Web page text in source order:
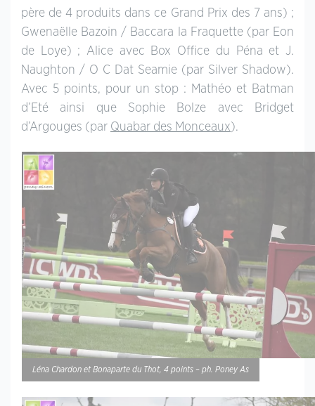
père de 4 produits dans ce Grand Prix des 7 ans) ;
Gwenaëlle Bazoin / Baccara la Fraquette (par Eon
de Loye) ; Alice avec Box Office du Péna et J.
Naughton / O C Dat Seamie (par Silver Shadow).
Avec 5 points, pour un stop : Mathéo et Batman
d’Eté ainsi que Sophie Bolze avec Bridget
d’Argouges (par Quabar des Monceaux ).
Léna Chardon et Bonaparte du Thot, 4 points – ph. Poney As